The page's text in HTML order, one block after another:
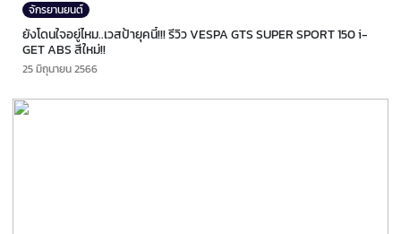
จักรยานยนต์
ยังโดนใจอยู่ไหม..เวสป้ายุคนี้!!! รีวิว VESPA GTS SUPER SPORT 150 i-
GET ABS สีใหม่!!
25 มิถุนายน 2566